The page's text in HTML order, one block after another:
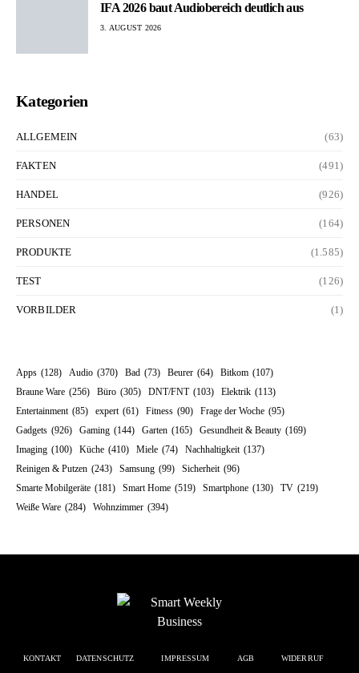
IFA 2026 baut Audiobereich deutlich aus
3. AUGUST 2026
Kategorien
ALLGEMEIN (63)
FAKTEN (491)
HANDEL (926)
PERSONEN (164)
PRODUKTE (1.585)
TEST (126)
VORBILDER (1)
Apps (128) Audio (370) Bad (73) Beurer (64) Bitkom (107)
Braune Ware (256) Büro (305) DNT/FNT (103) Elektrik (113)
Entertainment (85) expert (61) Fitness (90) Frage der Woche (95)
Gadgets (926) Gaming (144) Garten (165) Gesundheit & Beauty (169)
Imaging (100) Küche (410) Miele (74) Nachhaltigkeit (137)
Reinigen & Putzen (243) Samsung (99) Sicherheit (96)
Smarte Mobilgeräte (181) Smart Home (519) Smartphone (130) TV (219)
Weiße Ware (284) Wohnzimmer (394)
KONTAKT DATENSCHUTZ IMPRESSUM AGB WIDERRUF